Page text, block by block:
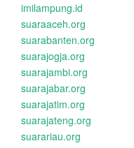
imilampung.id
suaraaceh.org
suarabanten.org
suarajogja.org
suarajambi.org
suarajabar.org
suarajatim.org
suarajateng.org
suarariau.org